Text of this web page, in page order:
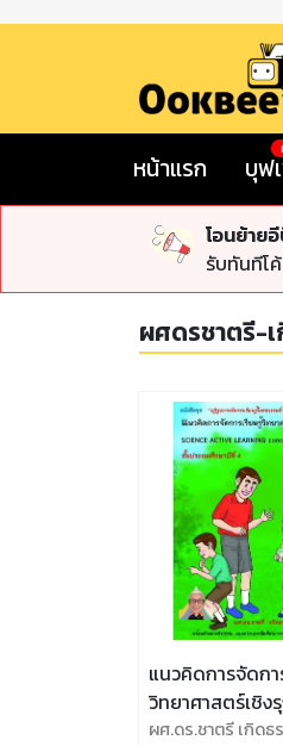
หน้าแรก บุฟ
โอนย้าย
รับทันทีโ
ผศดรชาตรี-
แนวคิดการจัดกา
วิทยาศาสตร์เชิง
ประถมศึกษาปีที่ 4
ผศ.ดร.ชาตรี เกิดธ